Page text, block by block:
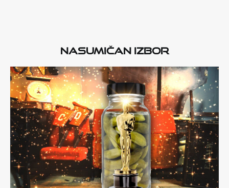
Nasumičan izbor